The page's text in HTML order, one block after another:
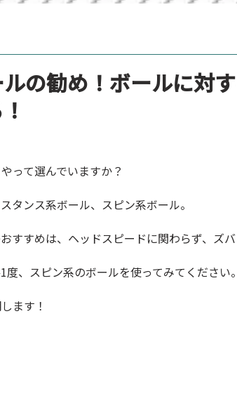
の勧め！ボールに対
って選んでいますか？
タンス系ボール、スピン系ボール。
すすめは、ヘッドスピードに関わらず、ズバ
、スピン系のボールを使ってみてください。
ます！